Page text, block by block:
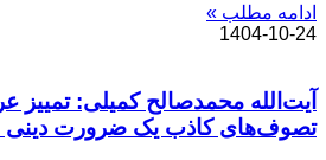
ادامه مطلب »
1404-10-24
آیت‌الله محمدصالح کمیلی: تمییز
تصوف‌های کاذب یک ضرورت